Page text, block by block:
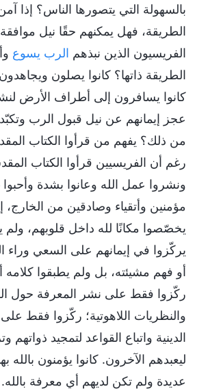
بالسهولة التي يتصورها الناس؟ إذا
الطريقة، فهل يمكنهم حقًا نيل
الفريسيون الذين نبذهم الرب يسوع
الطريقة ذاتها؟ كانوا يصلون
كانوا يسافرون إلى أطراف الأرض
عجز إيمانهم عن نيل قبول الرب وتكبّدوا
من ذلك؟ يفهم من قرأوا الكتاب
رغم أن الفريسيين قرأوا الكتاب
ونشروا عمل الله وعانوا بشدة وأحبوا
مؤمنين وأتقياء وصادقين من الخارج،
يخصّصوا مكانًا لله داخل قلوبهم، ولم
يركّزوا في إيمانهم على السعي وراء
أو فهم مشيئته، بل ولم يطبقوا كلامه
ركّزوا فقط على نشر المعرفة حول
والنظريات اللاهوتية؛ ركّزوا فقط
الدينية واتباع القواعد لتمجيد
ليعبدهم الآخرون. كانوا يؤمنون بالله
عديدة ولم تكن لديهم أي معرفة